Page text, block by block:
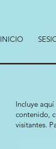
INICIO
Incluye
contenido,
visitantes.